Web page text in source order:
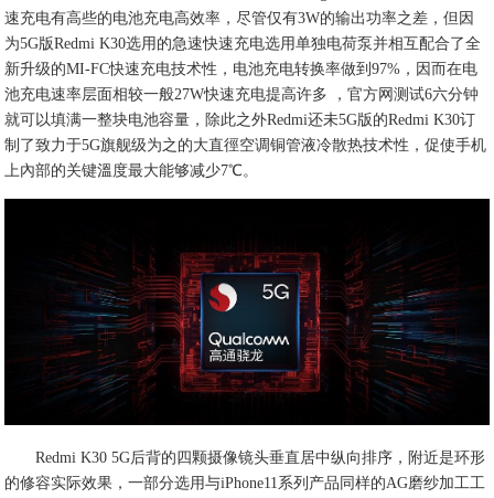
速充电有高些的电池充电高效率，尽管仅有3W的输出功率之差，但因
为5G版Redmi K30选用的急速快速充电选用单独电荷泵并相互配合了全
新升级的MI-FC快速充电技术性，电池充电转换率做到97%，因而在电
池充电速率层面相较一般27W快速充电提高许多 ，官方网测试6六分钟
就可以填满一整块电池容量，除此之外Redmi还未5G版的Redmi K30订
制了致力于5G旗舰级为之的大直徑空调铜管液冷散热技术性，促使手机
上內部的关键溫度最大能够减少7℃。
Redmi K30 5G后背的四颗摄像镜头垂直居中纵向排序，附近是环形
的修容实际效果，一部分选用与iPhone11系列产品同样的AG磨纱加工工